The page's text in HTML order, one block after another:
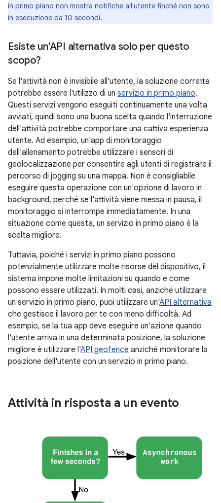
in primo piano non mostra notifiche all'utente finché non sono
in esecuzione da 10 secondi.
Esiste un'API alternativa solo per questo
scopo?
Se l'attività non è invisibile all'utente, la soluzione corretta
potrebbe essere l'utilizzo di un servizio in primo piano.
Questi servizi vengono eseguiti continuamente una volta
avviati, quindi sono una buona scelta quando l'interruzione
dell'attività potrebbe comportare una cattiva esperienza
utente. Ad esempio, un'app di monitoraggio
dell'allenamento potrebbe utilizzare i sensori di
geolocalizzazione per consentire agli utenti di registrare il
percorso di jogging su una mappa. Non è consigliabile
eseguire questa operazione con un'opzione di lavoro in
background, perché se l'attività viene messa in pausa, il
monitoraggio si interrompe immediatamente. In una
situazione come questa, un servizio in primo piano è la
scelta migliore.
Tuttavia, poiché i servizi in primo piano possono
potenzialmente utilizzare molte risorse del dispositivo, il
sistema impone molte limitazioni su quando e come
possono essere utilizzati. In molti casi, anziché utilizzare
un servizio in primo piano, puoi utilizzare un'API alternativa
che gestisce il lavoro per te con meno difficoltà. Ad
esempio, se la tua app deve eseguire un'azione quando
l'utente arriva in una determinata posizione, la soluzione
migliore è utilizzare l'API geofence anziché monitorare la
posizione dell'utente con un servizio in primo piano.
Attività in risposta a un evento